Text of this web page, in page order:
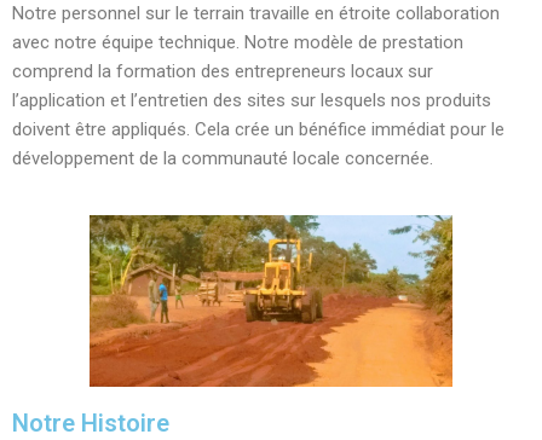
Notre personnel sur le terrain travaille en étroite collaboration
avec notre équipe technique. Notre modèle de prestation
comprend la formation des entrepreneurs locaux sur
l’application et l’entretien des sites sur lesquels nos produits
doivent être appliqués. Cela crée un bénéfice immédiat pour le
développement de la communauté locale concernée.
Notre Histoire